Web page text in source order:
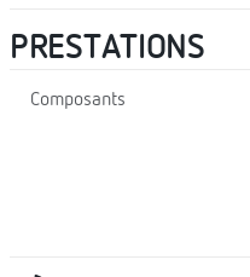
PRESTATIONS
Composants